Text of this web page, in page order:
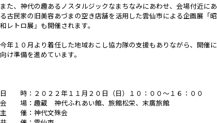
また、神代の趣あるノスタルジックなまちなみにあわせ、会場付近にあ
る古民家の旧美容あづまの空き店舗を活用した雲仙市による企画展「昭
和レトロ展」も開催されます。
今年１０月より着任した地域おこし協力隊の支援もありながら、開催に
向け準備を進めています。
日 時：２０２２年１１月２０日（日）１０：００～１６：００
会 場：趣蔵 神代ふれあい館、旅館松栄、末廣旅館
主 催：神代文殊会